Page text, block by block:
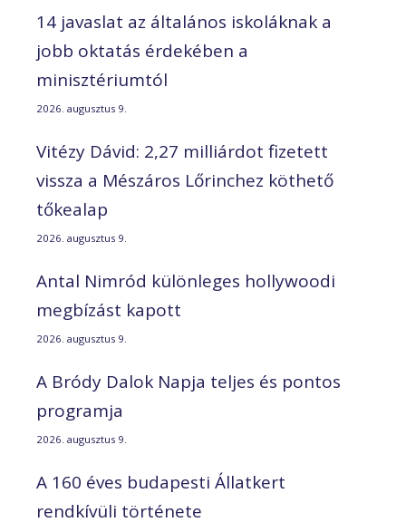
14 javaslat az általános iskoláknak a
jobb oktatás érdekében a
minisztériumtól
2026. augusztus 9.
Vitézy Dávid: 2,27 milliárdot fizetett
vissza a Mészáros Lőrinchez köthető
tőkealap
2026. augusztus 9.
Antal Nimród különleges hollywoodi
megbízást kapott
2026. augusztus 9.
A Bródy Dalok Napja teljes és pontos
programja
2026. augusztus 9.
A 160 éves budapesti Állatkert
rendkívüli története